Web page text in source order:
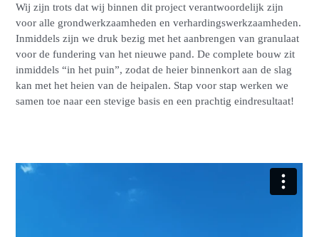
Wij zijn trots dat wij binnen dit project verantwoordelijk zijn
voor alle grondwerkzaamheden en verhardingswerkzaamheden.
Inmiddels zijn we druk bezig met het aanbrengen van granulaat
voor de fundering van het nieuwe pand. De complete bouw zit
inmiddels “in het puin”, zodat de heier binnenkort aan de slag
kan met het heien van de heipalen. Stap voor stap werken we
samen toe naar een stevige basis en een prachtig eindresultaat!